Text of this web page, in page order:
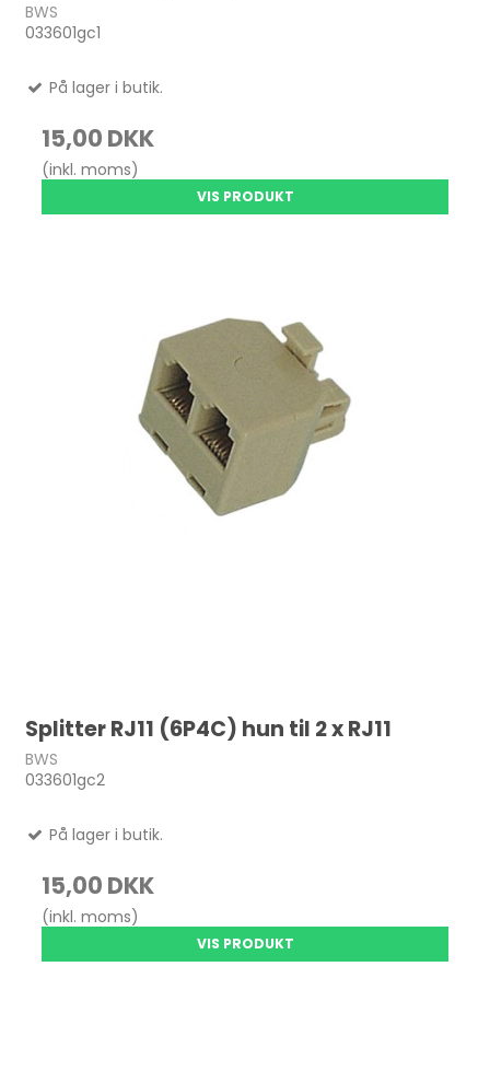
BWS
033601gc1
På lager i butik.
15,00 DKK
(inkl. moms)
VIS PRODUKT
Splitter RJ11 (6P4C) hun til 2 x RJ11
BWS
033601gc2
På lager i butik.
15,00 DKK
(inkl. moms)
VIS PRODUKT